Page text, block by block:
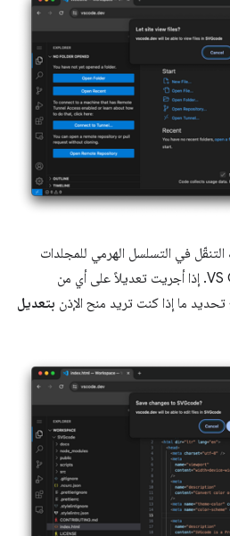
في التسلسل الهرمي للمجلدات
وفتح الملفات في محرّر VS Code. إذا أجريت تعديلاً على أي من
ما إذا كنت تريد منح الإذن بتعديل